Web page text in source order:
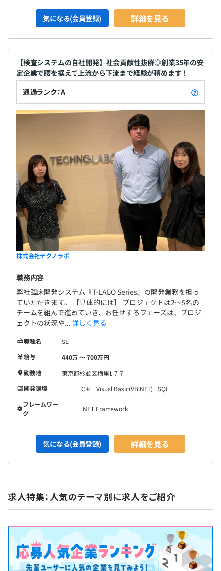
気になる(会員登録) 詳細を見る
【検査システムの自社開発】社会貢献性抜群◎創業35年の安
定企業で腰を据えて上流から下流まで経験が積めます！
通過ランク：A
株式会社テクノラボ
職務内容
弊社臨床開発システム『T-LABO Series』の開発業務を担っ
ていただきます。 【具体的には】 プロジェクトは2～5名の
チームを組んで進めていき、お任せするフェーズは、プロジ
ェクトの状況や... 詳しく見る
職種名
SE
給与
440万 〜 700万円
勤務地
東京都杉並区梅里1-7-7
開発環境
C＃ Visual Basic(VB.NET)
SQL
フレームワー
ク
.NET Framework
気になる(会員登録) 詳細を見る
求人特集：人気のテーマ別に求人をご紹介